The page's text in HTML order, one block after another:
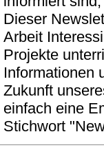
Dieser
Arbeit
Projekte
Informationen
Zukunft
einfach eine
Stichwort